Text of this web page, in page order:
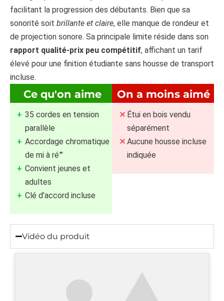
facilitant la progression des débutants. Bien que sa
sonorité soit brillante et claire, elle manque de rondeur et
de projection sonore. Sa principale limite réside dans son
rapport qualité-prix peu compétitif, affichant un tarif
élevé pour une finition étudiante sans housse de transport
incluse.
Ce qu'on aime
35 cordes en tension
parallèle
Accordage chromatique
de mi à ré”’
Convient jeunes et
adultes
Clé d’accord incluse
On a moins aimé
Étui en bois vendu
séparément
Aucune housse incluse
indiquée
Vidéo du produit